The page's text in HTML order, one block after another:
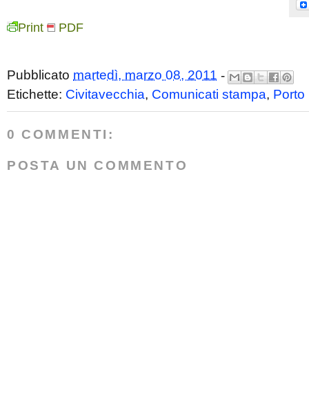
Print PDF
Pubblicato martedì, marzo 08, 2011 -
Etichette: Civitavecchia, Comunicati stampa, Porto
0 COMMENTI:
POSTA UN COMMENTO